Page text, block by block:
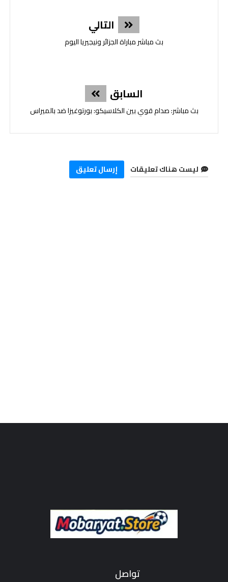
التالي
بث مباشر مباراة الجزائر ونيجيريا اليوم
السابق
بث مباشر: صدام قوي بين الكلاسيكو: بورتوغيزا ضد بالميراس
ليست هناك تعليقات إرسال تعليق
تواصل